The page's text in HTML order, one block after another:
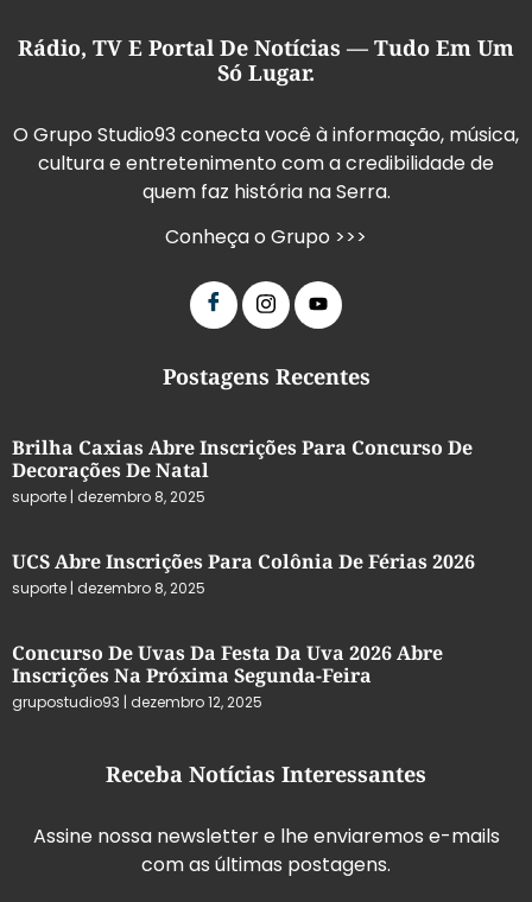
Rádio, TV E Portal De Notícias — Tudo Em Um
Só Lugar.
O Grupo Studio93 conecta você à informação, música,
cultura e entretenimento com a credibilidade de
quem faz história na Serra.
Conheça o Grupo >>>
Postagens Recentes
Brilha Caxias Abre Inscrições Para Concurso De
Decorações De Natal
suporte dezembro 8, 2025
UCS Abre Inscrições Para Colônia De Férias 2026
suporte dezembro 8, 2025
Concurso De Uvas Da Festa Da Uva 2026 Abre
Inscrições Na Próxima Segunda-Feira
grupostudio93 dezembro 12, 2025
Receba Notícias Interessantes
Assine nossa newsletter e lhe enviaremos e-mails
com as últimas postagens.